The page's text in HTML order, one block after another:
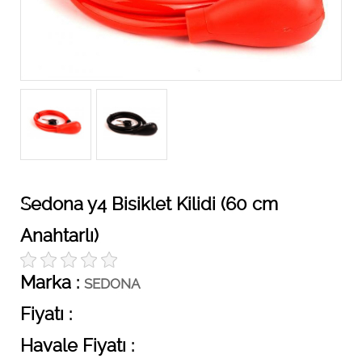
Sedona y4 Bisiklet Kilidi (60 cm
Anahtarlı)
Marka : SEDONA
Fiyatı :
Havale Fiyatı :